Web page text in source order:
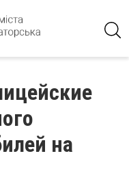
на